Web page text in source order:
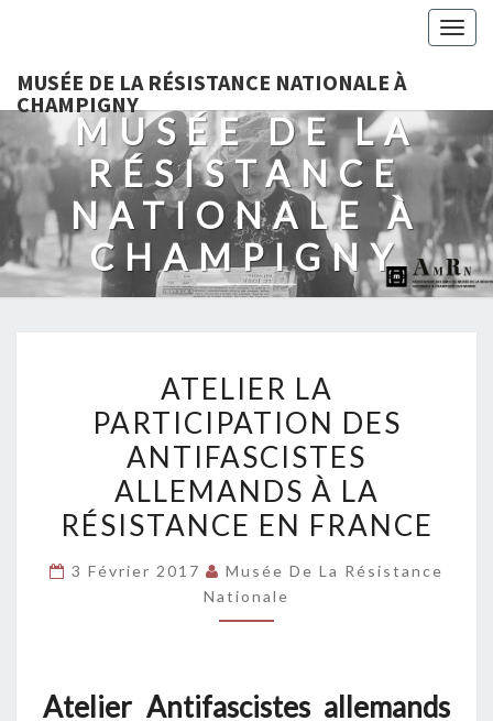
MUSÉE DE LA RÉSISTANCE NATIONALE À
CHAMPIGNY
MUSÉE DE LA
RÉSISTANCE
NATIONALE À
CHAMPIGNY
LA
PARTICIPATION
DES
ANTIFASCISTES
ALLEMANDS
À
LA
RÉSISTANCE
ATELIER LA
PARTICIPATION DES
ANTIFASCISTES
ALLEMANDS À LA
RÉSISTANCE EN FRANCE
3 Février 2017
Musée De La Résistance
Nationale
Atelier Antifascistes allemands